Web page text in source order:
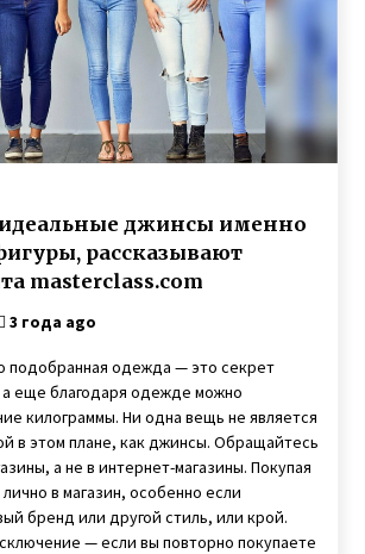
7 лет ago
О смерти мужа мать 13 детей так
и не узнала — через девять дней она тоже
сгорела от ковида
3 года ago
диагнозами и спасла ее
6 лет ago
записал трогательное видео
Пенсионер поступил в университет и там
свою любовь
7 лет ago
Васалатий умножает в уме миллионы
и трижды победил на чемпионате
джинсы именно
рассказывают
masterclass.com
3 года ago
подобранная одежда — это секрет
а еще благодаря одежде можно
килограммы. Ни одна вещь не является
в этом плане, как джинсы. Обращайтесь
а не в интернет-магазины. Покупая
в магазин, особенно если
бренд или другой стиль, или крой.
— если вы повторно покупаете